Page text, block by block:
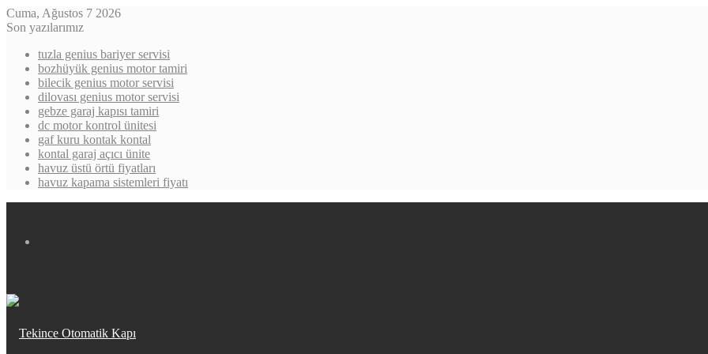
Cuma, Ağustos 7 2026
Son yazılarımız
tuzla genius bariyer servisi
bozhüyük genius motor tamiri
bilecik genius motor servisi
dilovası genius motor servisi
gebze garaj kapısı tamiri
dc motor kontrol ünitesi
gaf kuru kontak kontal
kontal garaj açıcı ünite
havuz üstü örtü fiyatları
havuz kapama sistemleri fiyatı